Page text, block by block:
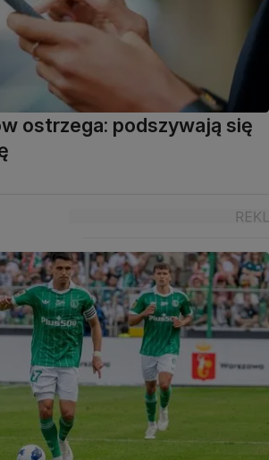
ostrzega: podszywają się